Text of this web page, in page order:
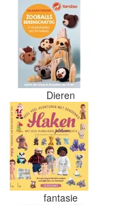
Dieren
fantasie